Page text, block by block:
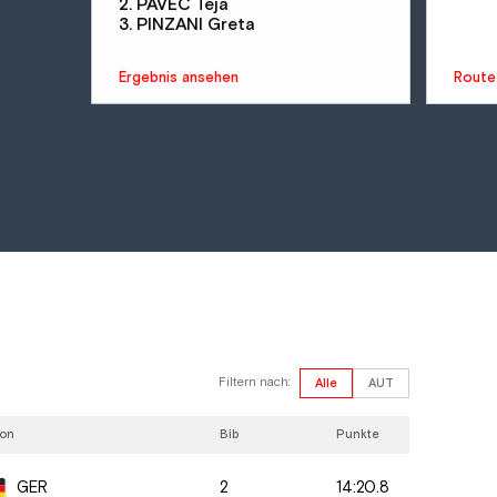
2. PAVEC Teja
3. PINZANI Greta
Ergebnis ansehen
Filtern nach: Alle AUT
Bib Punkte
GER 2 14:20.8